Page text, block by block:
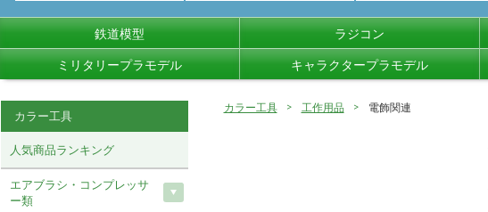
鉄道模型 ラジコン
ミリタリープラモデル キャラクタープラモデル
カラー工具 工作用品 電飾関連
カラー工具
人気商品ランキング
エアブラシ・コンプレッサ
ー類